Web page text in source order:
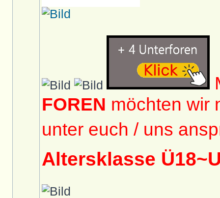
FOREN möchten wir
unter euch / uns
Altersklasse